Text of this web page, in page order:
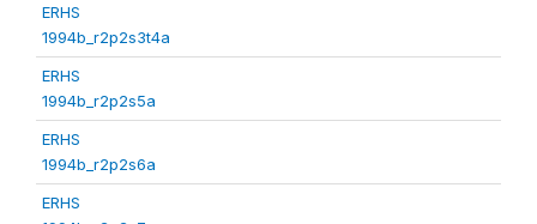
ERHS
1994b_r2p2s3t4a
ERHS
1994b_r2p2s5a
ERHS
1994b_r2p2s6a
ERHS